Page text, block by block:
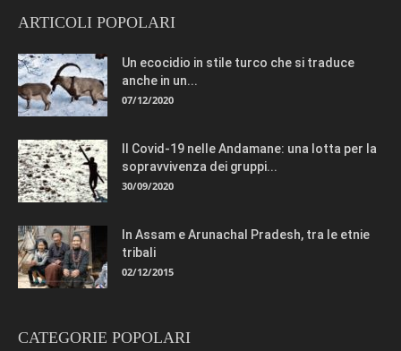
ARTICOLI POPOLARI
Un ecocidio in stile turco che si traduce
anche in un...
07/12/2020
Il Covid-19 nelle Andamane: una lotta per la
sopravvivenza dei gruppi...
30/09/2020
In Assam e Arunachal Pradesh, tra le etnie
tribali
02/12/2015
CATEGORIE POPOLARI